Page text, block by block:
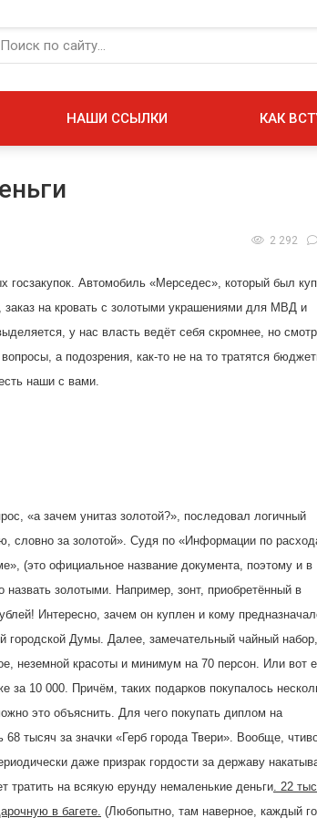
НАШИ ССЫЛКИ КАК
2 292
госзакупок. Автомобиль «Мерседес», который был
заказ на кровать с золотыми украшениями для МВД и
у нас власть ведёт себя скромнее, но
а подозрения, как-то не на то тратятся
наши с вами.
«а зачем унитаз золотой?», последовал логичный
словно за золотой». Судя по «Информации по
(это официальное название документа, поэтому и в
золотыми. Например, зонт, приобретённый в
Интересно, зачем он куплен и кому
городской Думы. Далее, замечательный чайный набор,
неземной красоты и минимум на 70 персон. Или вот
за 10 000. Причём, таких подарков покупалось
это объяснить. Для чего покупать диплом на
тысяч за значки «Герб города Твери». Вообще,
даже призрак гордости за державу
тратить на всякую ерунду немаленькие деньги. 22
в багете. (Любопытно, там наверное, каждый